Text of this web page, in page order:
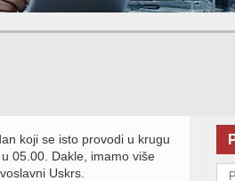
koji se isto provodi u krugu
05.00. Dakle, imamo više
Uskrs.